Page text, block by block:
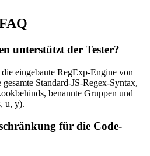
unterstützt der Tester?
eingebaute RegExp-Engine von
Standard-JS-Regex-Syntax,
benannte Gruppen und
u, y).
für die Code-